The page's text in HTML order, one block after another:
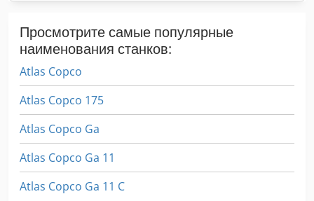
Просмотрите самые популярные
наименования станков:
Atlas Copco
Atlas Copco 175
Atlas Copco Ga
Atlas Copco Ga 11
Atlas Copco Ga 11 C